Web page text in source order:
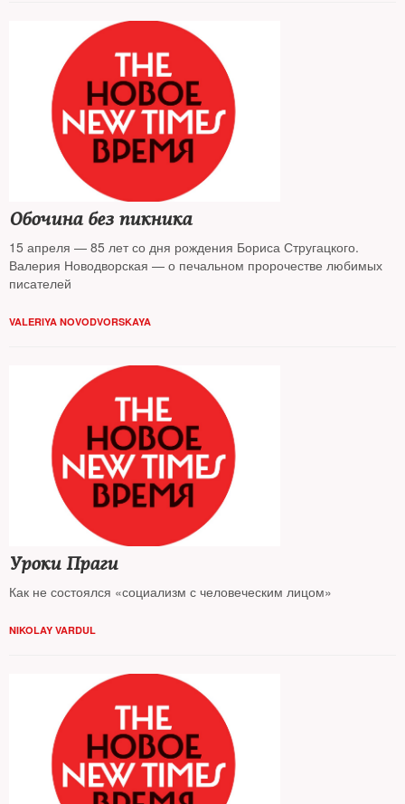
Обочина без пикника
15 апреля — 85 лет со дня рождения Бориса Стругацкого.
Валерия Новодворская — о печальном пророчестве любимых
писателей
VALERIYA NOVODVORSKAYA
Уроки Праги
Как не состоялся «социализм с человеческим лицом»
NIKOLAY VARDUL